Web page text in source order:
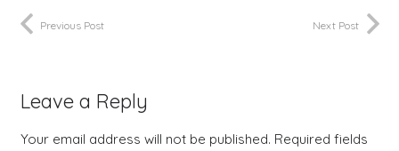
Previous Post Next Post
Leave a Reply
Your email address will not be published. Required fields